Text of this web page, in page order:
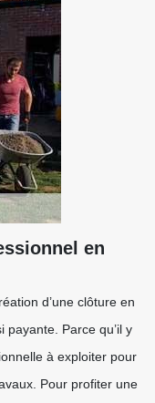
en
d’une clôture en
payante. Parce qu’il y
à exploiter pour
Pour profiter une